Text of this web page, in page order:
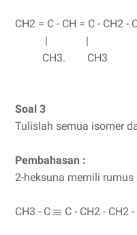
CH2 = C - CH = C - CH2 -
| |
CH3. CH3
Soal 3
Tulislah semua isomer
Pembahasan :
2-heksuna memili
CH3 - C C - CH2 - CH2